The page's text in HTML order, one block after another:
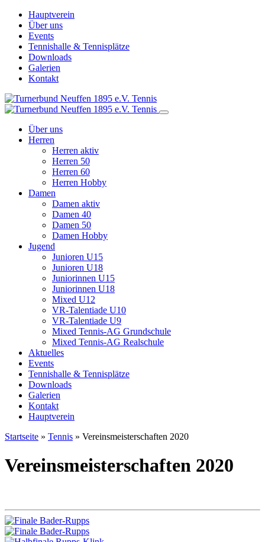
Hauptverein
Über uns
Events
Tennishalle & Tennisplätze
Downloads
Galerien
Kontakt
Über uns
Herren
Herren aktiv
Herren 50
Herren 60
Herren Hobby
Damen
Damen aktiv
Damen 40
Damen 50
Damen Hobby
Jugend
Junioren U15
Junioren U18
Juniorinnen U15
Juniorinnen U18
Mixed U12
VR-Talentiade U10
VR-Talentiade U9
Mixed Tennis-AG Grundschule
Mixed Tennis-AG Realschule
Aktuelles
Events
Tennishalle & Tennisplätze
Downloads
Galerien
Kontakt
Hauptverein
Startseite » Tennis » Vereinsmeisterschaften 2020
Vereinsmeisterschaften 2020